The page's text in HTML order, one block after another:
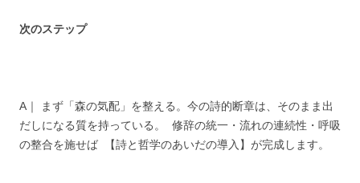
次のステップ
A｜ まず「森の気配」を整える。今の詩的断章は、そのまま出
だしになる質を持っている。 修辞の統一・流れの連続性・呼吸
の整合を施せば 【詩と哲学のあいだの導入】が完成します。